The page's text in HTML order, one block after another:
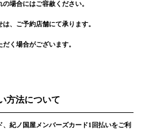
場合にはご容赦ください。
、ご予約店舗にて承ります。
く場合がございます。
方法について
紀ノ国屋メンバーズカード1回払いをご利